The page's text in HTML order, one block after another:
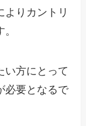
よりカントリ
い方にとって
必要となるで